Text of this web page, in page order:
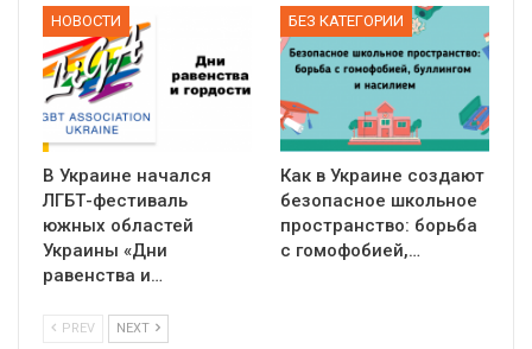
НОВОСТИ
В Украине начался
ЛГБТ-фестиваль
южных областей
Украины «Дни
равенства и…
БЕЗ КАТЕГОРИИ
Как в Украине создают
безопасное школьное
пространство: борьба
с гомофобией,…
PREV NEXT